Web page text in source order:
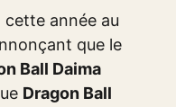
année au
que le
Ball Daima
Dragon Ball